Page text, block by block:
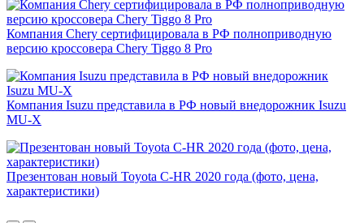
Компания Chery сертифицировала в РФ полноприводную
версию кроссовера Chery Tiggo 8 Pro
Компания Isuzu представила в РФ новый внедорожник Isuzu
MU-X
Презентован новый Toyota C-HR 2020 года (фото, цена,
характеристики)